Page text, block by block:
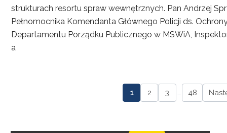
strukturach resortu spraw wewnętrznych. Pan Andrzej
Pełnomocnika Komendanta Głównego Policji ds.
Departamentu Porządku Publicznego w MSWiA,
a
1 2 3 … 48